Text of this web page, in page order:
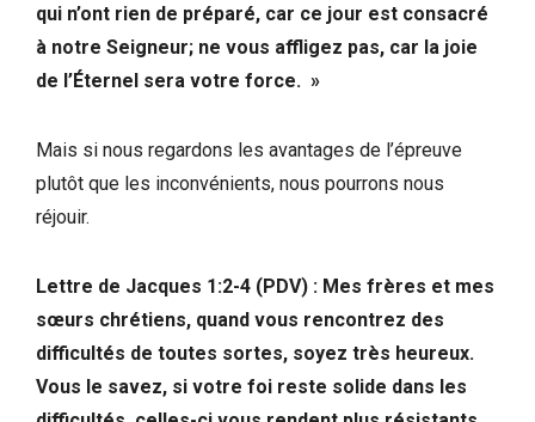
qui n’ont rien de préparé, car ce jour est consacré
à notre Seigneur; ne vous affligez pas, car la joie
de l’Éternel sera votre force. »
Mais si nous regardons les avantages de l’épreuve
plutôt que les inconvénients, nous pourrons nous
réjouir.
Lettre de Jacques 1:2-4 (PDV) : Mes frères et mes
sœurs chrétiens, quand vous rencontrez des
difficultés de toutes sortes, soyez très heureux.
Vous le savez, si votre foi reste solide dans les